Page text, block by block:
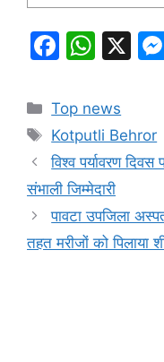
F
c
e
b
o
o
k
W
at
s
A
p
p
X
Categories
Top news
Tags
Kotputli Behror
विश्व पर्यावरण
संभाली जिम्मेदारी
पावटा उपजिला
तहत मरीजों को पिलाया